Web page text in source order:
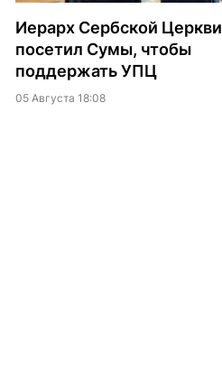
Иерарх Сербской Церкви
посетил Сумы, чтобы
поддержать УПЦ
05 Августа 18:08